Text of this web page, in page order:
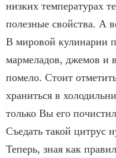
низких температурах
полезные свойства. А
В мировой кулинарии
мармеладов, джемов и
помело. Стоит
храниться в
только Вы его
Съедать такой цитрус
Теперь, зная как